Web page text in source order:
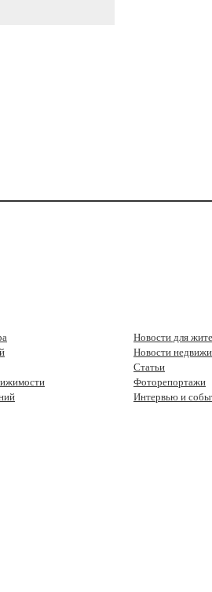
Новости для
Новости
Статьи
Фоторепортажи
Интервью и